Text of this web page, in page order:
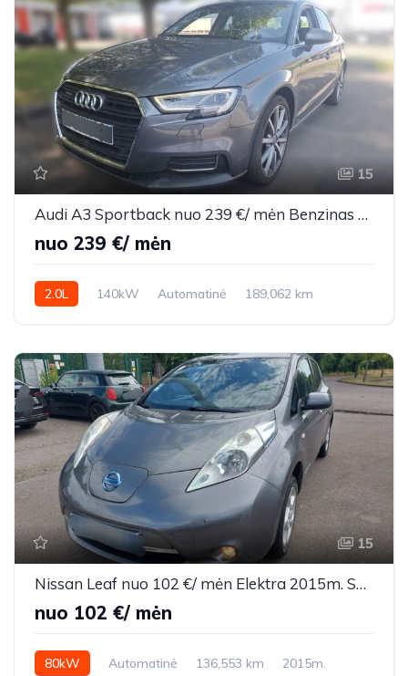
15
Audi A3 Sportback nuo 239 €/ mėn Benzinas 2018m. Sedanas Automatinė
nuo 239 €/ mėn
2.0L 140kW Automatinė
189,062 km
15
Nissan Leaf nuo 102 €/ mėn Elektra 2015m. Sedanas Automatinė
nuo 102 €/ mėn
80kW Automatinė 136,553 km 2015m.